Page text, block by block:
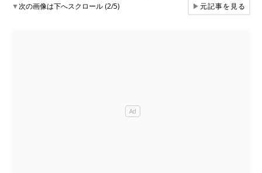
▼次の画像は下へスクロール (2/5) ▶元記事を見る